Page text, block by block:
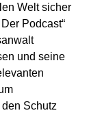
Welt sicher
Podcast“
und seine
Schutz